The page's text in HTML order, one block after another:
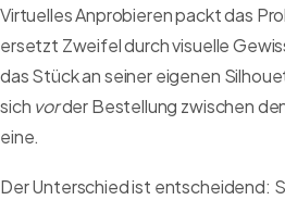
Virtuelles Anprobieren packt das
ersetzt Zweifel durch visuelle
das Stück an seiner eigenen
sich vorder Bestellung zwischen
eine.
Der Unterschied ist entscheidend: